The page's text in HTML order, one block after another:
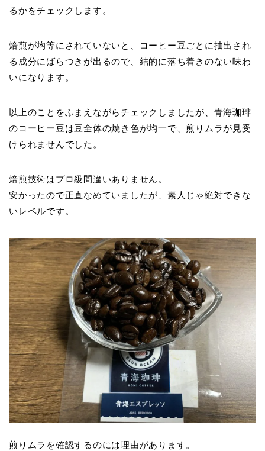
るかをチェックします。
焙煎が均等にされていないと、コーヒー豆ごとに抽出され
る成分にばらつきが出るので、結的に落ち着きのない味わ
いになります。
以上のことをふまえながらチェックしましたが、青海珈琲
のコーヒー豆は豆全体の焼き色が均一で、煎りムラが見受
けられませんでした。
焙煎技術はプロ級間違いありません。
安かったので正直なめていましたが、素人じゃ絶対できな
いレベルです。
煎りムラを確認するのには理由があります。